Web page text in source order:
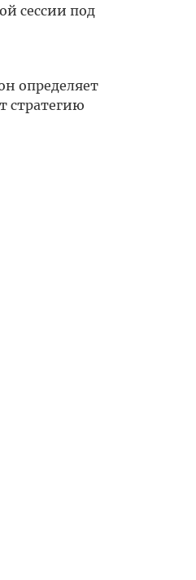
сессии под
определяет
стратегию